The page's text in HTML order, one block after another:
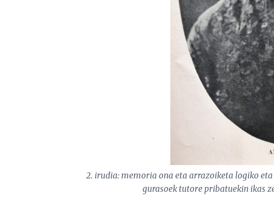
2. irudia: memoria ona eta arrazoiketa logiko
gurasoek tutore pribatuekin ikas